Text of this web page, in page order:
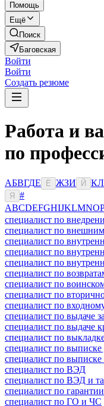
Помощь
Ещё
Поиск
Баговская
Войти
Войти
Создать резюме
Работа и
по
АБВГДЕ Ё ЖЗИ Й КЛ
Я
#
ABCDEFGHIJKLMNO
специалист по
специалист по
специалист по
специалист по
специалист по
специалист по
специалист по
специалист по
специалист по
специалист по выдаче
специалист по выдаче
специалист по
специалист по выписке
специалист по
специалист по ВЭД
специалист по ВЭД и
специалист по гарантии
специалист по ГО и ЧС